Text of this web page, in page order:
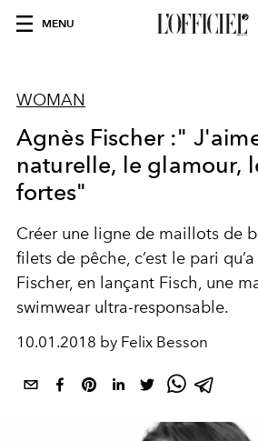
MENU
WOMAN
Agnès Fischer :"
naturelle, le glamour,
fortes"
Créer une ligne de maillots de
filets de pêche, c’est le pari
Fischer, en lançant Fisch, une
swimwear ultra-responsable.
10.01.2018 by Felix Besson